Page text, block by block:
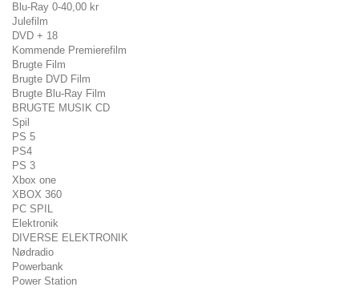
Blu-Ray 0-40,00 kr
Julefilm
DVD + 18
Kommende Premierefilm
Brugte Film
Brugte DVD Film
Brugte Blu-Ray Film
BRUGTE MUSIK CD
Spil
PS 5
PS4
PS 3
Xbox one
XBOX 360
PC SPIL
Elektronik
DIVERSE ELEKTRONIK
Nødradio
Powerbank
Power Station